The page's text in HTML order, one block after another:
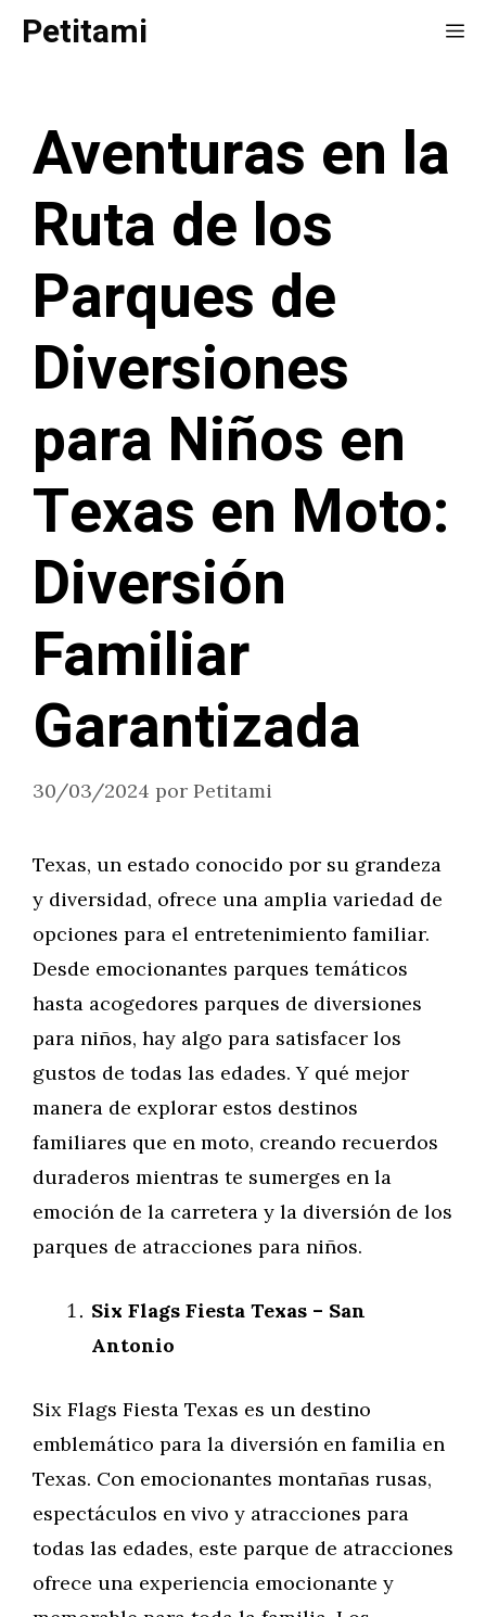
SaltarPetitami
Aventuras en la
Ruta de los
Parques de
Diversiones
para Niños en
Texas en Moto:
Diversión
Familiar
Garantizada
30/03/2024 por Petitami
Texas, un estado conocido por su grandeza
y diversidad, ofrece una amplia variedad de
opciones para el entretenimiento familiar.
Desde emocionantes parques temáticos
hasta acogedores parques de diversiones
para niños, hay algo para satisfacer los
gustos de todas las edades. Y qué mejor
manera de explorar estos destinos
familiares que en moto, creando recuerdos
duraderos mientras te sumerges en la
emoción de la carretera y la diversión de los
parques de atracciones para niños.
Six Flags Fiesta Texas – San
Antonio
Six Flags Fiesta Texas es un destino
emblemático para la diversión en familia en
Texas. Con emocionantes montañas rusas,
espectáculos en vivo y atracciones para
todas las edades, este parque de atracciones
ofrece una experiencia emocionante y